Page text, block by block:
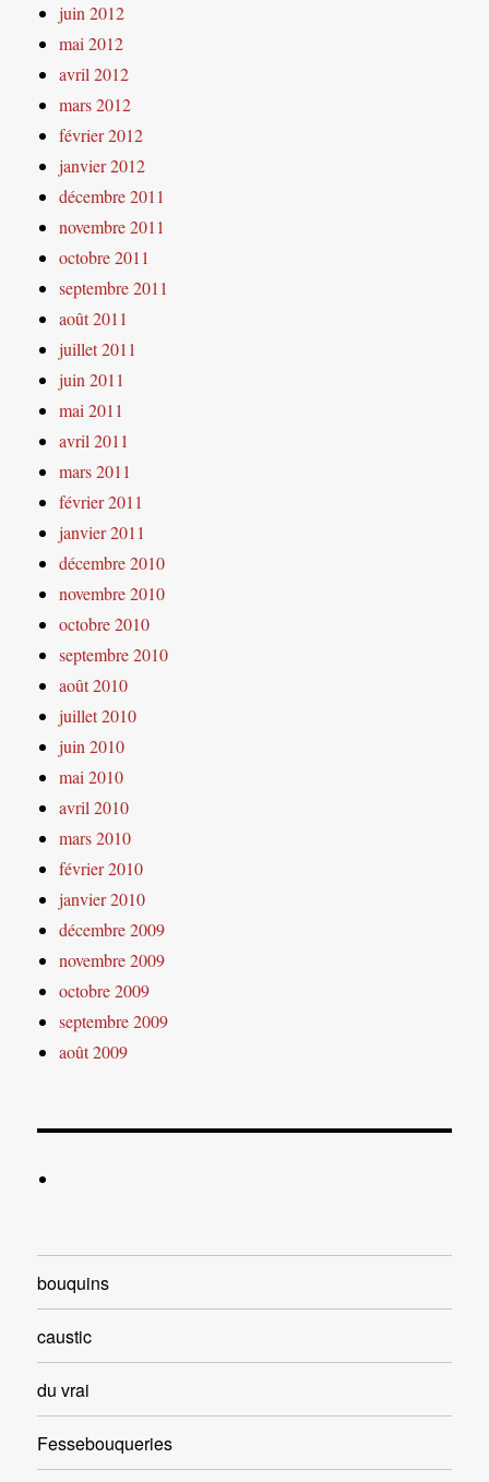
juin 2012
mai 2012
avril 2012
mars 2012
février 2012
janvier 2012
décembre 2011
novembre 2011
octobre 2011
septembre 2011
août 2011
juillet 2011
juin 2011
mai 2011
avril 2011
mars 2011
février 2011
janvier 2011
décembre 2010
novembre 2010
octobre 2010
septembre 2010
août 2010
juillet 2010
juin 2010
mai 2010
avril 2010
mars 2010
février 2010
janvier 2010
décembre 2009
novembre 2009
octobre 2009
septembre 2009
août 2009
bouquins
caustic
du vrai
Fessebouqueries